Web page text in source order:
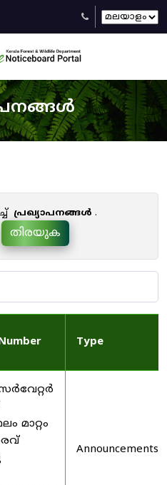
പ്രഖ്യാപനങ്ങൾ .
തിരയുക
Type
മാറ്റം
Announcements